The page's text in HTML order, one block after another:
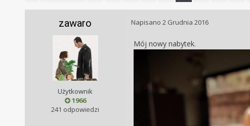
zawaro
Użytkownik
1966
241 odpowiedzi
Napisano 2 Grudnia 2016
Mój nowy nabytek.